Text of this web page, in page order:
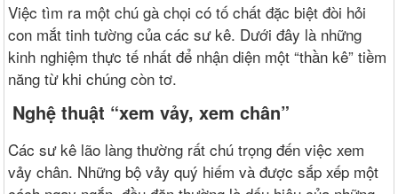
Việc tìm ra một chú gà chọi có tố chất đặc biệt đòi hỏi
con mắt tinh tường của các sư kê. Dưới đây là những
kinh nghiệm thực tế nhất để nhận diện một “thần kê” tiềm
năng từ khi chúng còn tơ.
Nghệ thuật “xem vảy, xem chân”
Các sư kê lão làng thường rất chú trọng đến việc xem
vảy chân. Những bộ vảy quý hiếm và được sắp xếp một